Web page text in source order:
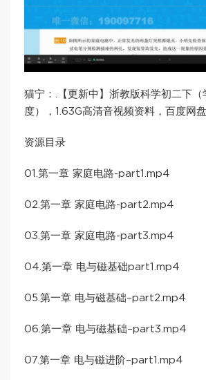
猫宁：.【更新中】浙教版科学初二下（
度），1.63G高清音视频资料，百度网盘
资源目录
01.第一章 家庭电路-part1.mp4
02.第一章 家庭电路-part2.mp4
03.第一章 家庭电路-part3.mp4
04.第一章 电与磁基础part1.mp4
05.第一章 电与磁基础–part2.mp4
06.第一章 电与磁基础–part3.mp4
07.第一章 电与磁进阶–part1.mp4